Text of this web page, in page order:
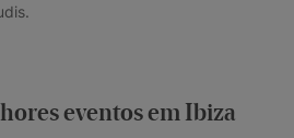
eventos em Ibiza